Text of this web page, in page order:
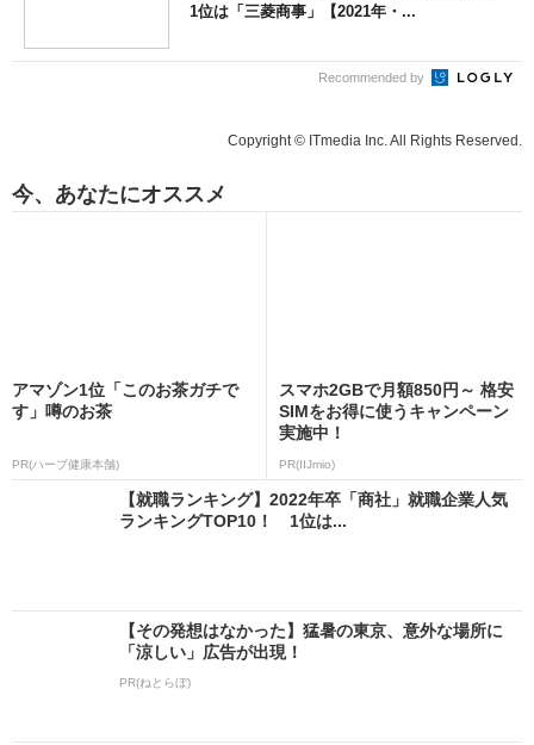
1位は「三菱商事」【2021年・...
Recommended by
Copyright © ITmedia Inc. All Rights Reserved.
今、あなたにオススメ
アマゾン1位「このお茶ガチで
す」噂のお茶
PR(ハーブ健康本舗)
スマホ2GBで月額850円～ 格安
SIMをお得に使うキャンペーン
実施中！
PR(IIJmio)
【就職ランキング】2022年卒「商社」就職企業人気
ランキングTOP10！ 1位は...
【その発想はなかった】猛暑の東京、意外な場所に
「涼しい」広告が出現！
PR(ねとらぼ)